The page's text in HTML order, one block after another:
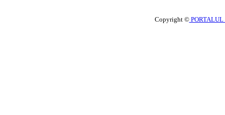
Copyright ©PORTALUL